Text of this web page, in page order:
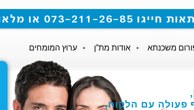
או מלאו את הטופס
משכנתא אודות מת”ן ערוץ המומחים
פעולה עם הלקוח,